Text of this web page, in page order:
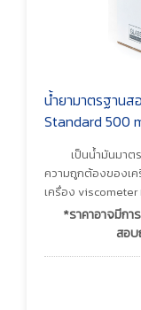
น้ำยามาตรฐานส
Standard 500
เป็นน้ำมันมาต
ความถูกต้องของเ
เครื่อง
*ราคาอาจมีกา
สอ